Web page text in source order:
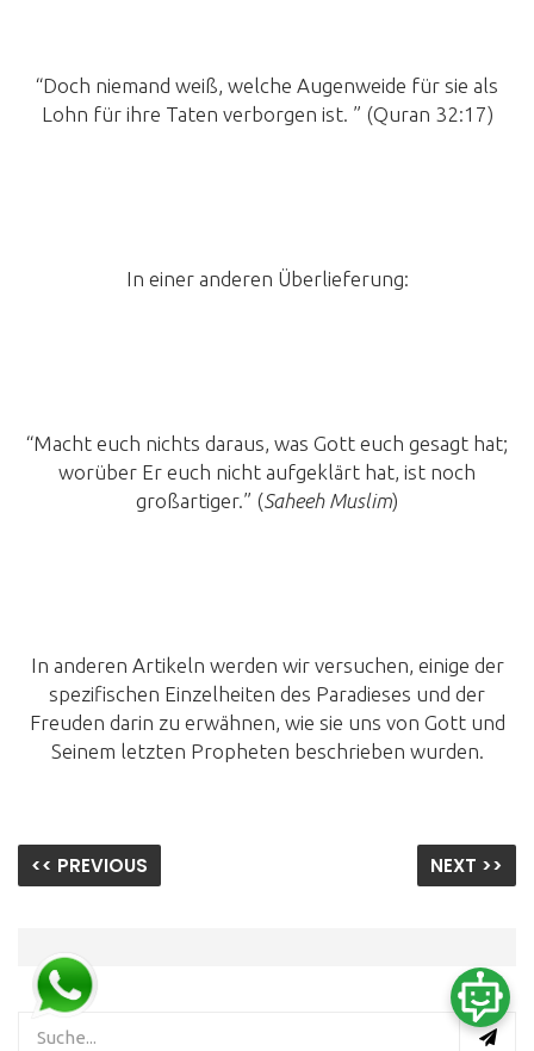
“Doch niemand weiß, welche Augenweide für sie als
Lohn für ihre Taten verborgen ist. ” (Quran 32:17)
In einer anderen Überlieferung:
“Macht euch nichts daraus, was Gott euch gesagt hat;
worüber Er euch nicht aufgeklärt hat, ist noch
großartiger.” (Saheeh Muslim)
In anderen Artikeln werden wir versuchen, einige der
spezifischen Einzelheiten des Paradieses und der
Freuden darin zu erwähnen, wie sie uns von Gott und
Seinem letzten Propheten beschrieben wurden.
<< PREVIOUS NEXT >>